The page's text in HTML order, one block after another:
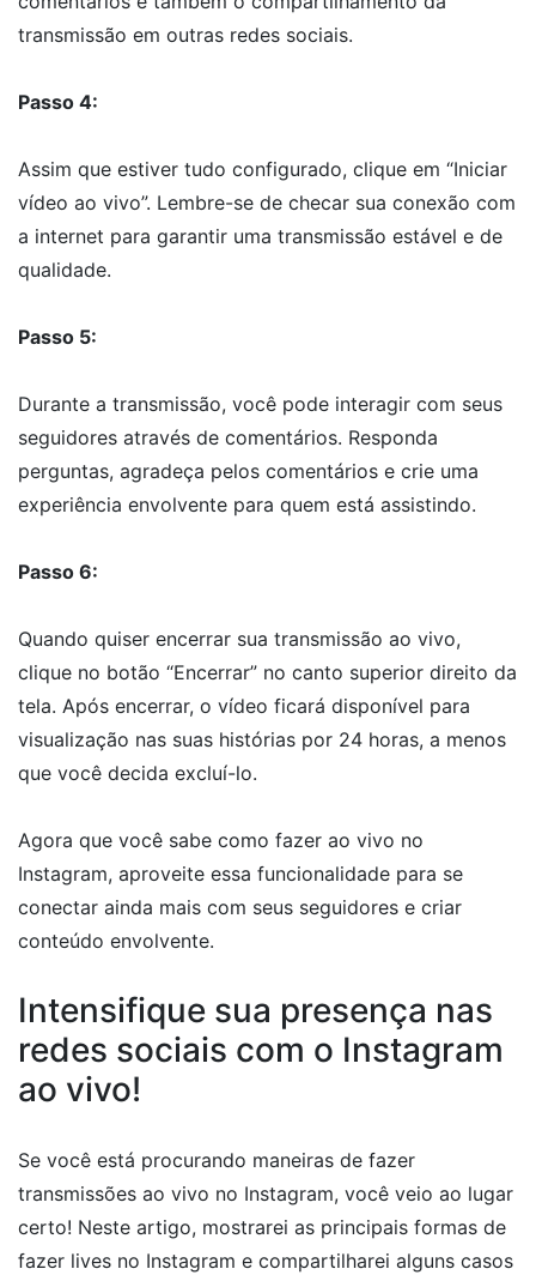
transmissão em outras redes sociais.
Passo 4:
Assim que estiver tudo configurado, clique em “Iniciar
vídeo ao vivo”. Lembre-se de checar sua conexão com
a internet para garantir uma transmissão estável e de
qualidade.
Passo 5:
Durante a transmissão, você pode interagir com seus
seguidores através de comentários. Responda
perguntas, agradeça pelos comentários e crie uma
experiência envolvente para quem está assistindo.
Passo 6:
Quando quiser encerrar sua transmissão ao vivo,
clique no botão “Encerrar” no canto superior direito da
tela. Após encerrar, o vídeo ficará disponível para
visualização nas suas histórias por 24 horas, a menos
que você decida excluí-lo.
Agora que você sabe como fazer ao vivo no
Instagram, aproveite essa funcionalidade para se
conectar ainda mais com seus seguidores e criar
conteúdo envolvente.
Intensifique sua presença nas
redes sociais com o Instagram
ao vivo!
Se você está procurando maneiras de fazer
transmissões ao vivo no Instagram, você veio ao lugar
certo! Neste artigo, mostrarei as principais formas de
fazer lives no Instagram e compartilharei alguns casos